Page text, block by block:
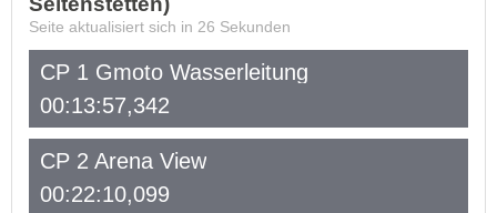
Seite aktualisiert sich in 26 Sekunden
CP 1 Gmoto Wasserleitung
00:13:57,342
CP 2 Arena View
00:22:10,099